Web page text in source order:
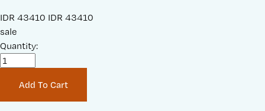
S
a
l
e
i
IDR 43410 O
n
a
IDR 43410
sale
Quantity:
Add To Cart